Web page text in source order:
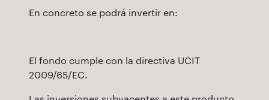
En concreto se podrá invertir en:
El fondo cumple con la directiva UCIT
2009/65/EC.